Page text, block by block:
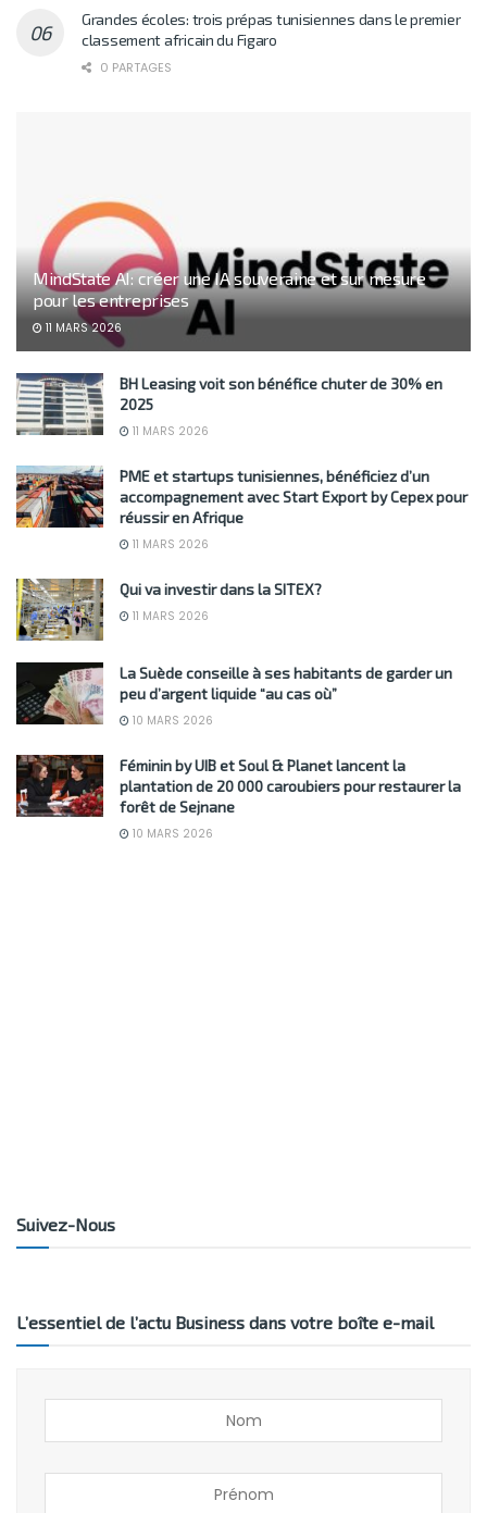
Grandes écoles: trois prépas tunisiennes dans le premier
classement africain du Figaro
0 PARTAGES
MindState AI: créer une IA souveraine et sur mesure
pour les entreprises
11 MARS 2026
BH Leasing voit son bénéfice chuter de 30% en
2025
11 MARS 2026
PME et startups tunisiennes, bénéficiez d’un
accompagnement avec Start Export by Cepex pour
réussir en Afrique
11 MARS 2026
Qui va investir dans la SITEX?
11 MARS 2026
La Suède conseille à ses habitants de garder un
peu d’argent liquide “au cas où”
10 MARS 2026
Féminin by UIB et Soul & Planet lancent la
plantation de 20 000 caroubiers pour restaurer la
forêt de Sejnane
10 MARS 2026
Suivez-Nous
L’essentiel de l’actu Business dans votre boîte e-mail